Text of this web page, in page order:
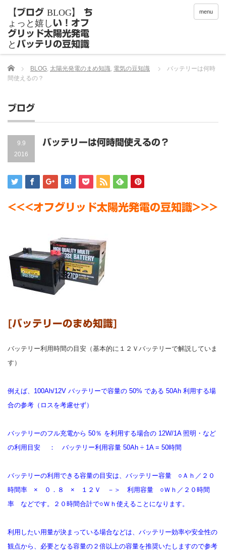
menu
Home BLOG, 太陽光発電のまめ知識, 電気の豆知識
バッテリーは何時
間使えるの？
ブログ
9.9
2016
バッテリーは何時間使えるの？
<<<オフグリッド太陽光発電の豆知識>>>
[バッテリーのまめ知識]
バッテリー利用時間の目安（基本的に１２Ｖバッテリーで解説していま
す）
例えば、100Ah/12V バッテリーで容量の 50% である 50Ah 利用する場
合の参考（ロスを考慮せず）
バッテリーのフル充電から 50％ を利用する場合の 12W/1A 照明・など
の利用目安 ： バッテリー利用容量 50Ah ÷ 1A = 50時間
バッテリーの利用できる容量の目安は、バッテリー容量 ○Ａｈ／２０
時間率 × ０．８ × １２Ｖ －＞ 利用容量 ○Ｗｈ／２０時間
率 などです。２０時間合計で○Ｗｈ使えることになります。
利用したい用量が決まっている場合などは、バッテリー効率や安全性の
観点から、必要となる容量の２倍以上の容量を推奨いたしますので参考